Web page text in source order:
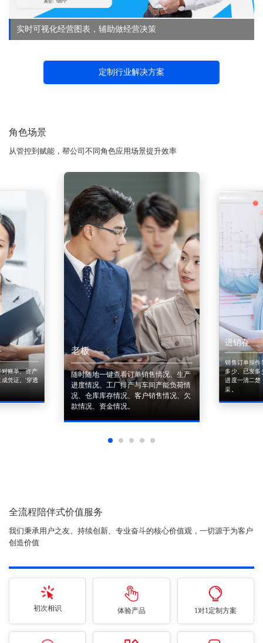
实时可视化经营图表，辅助做经营决策
定制行业解决方案
角色场景
从管控到赋能，帮公司不同角色应用场景提升效率
账单、资产
凭证。'穿透
老板
随时随地一键查看订单销售情况、生产
进度情况、工厂排产与车间产能负荷情
况、仓库库存情况、客户销售情况、欠
款情况、资金情况。
进销存
销售订单操作
多少、已发多
进度一清二楚
采。
全流程陪伴式价值服务
我们秉承用户之友、持续创新、专业奋斗的核心价值观，一切源于为客户
创造价值
初次相识 体验产品 1对1定制方案